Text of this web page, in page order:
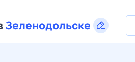
Зеленодольске